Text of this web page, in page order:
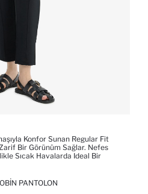
Konfor Sunan Regular Fit
Bir Görünüm Sağlar. Nefes
Sıcak Havalarda Ideal Bir
PANTOLON